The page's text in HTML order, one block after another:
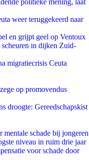
politieke mening, laat
weer teruggekeerd naar
en grijpt geel op Ventoux
in dijken Zuid-
migratiecrisis Ceuta
op promovendus
droogte: Gereedschapskist
schade bij jongeren
niveau in ruim drie jaar
voor schade door